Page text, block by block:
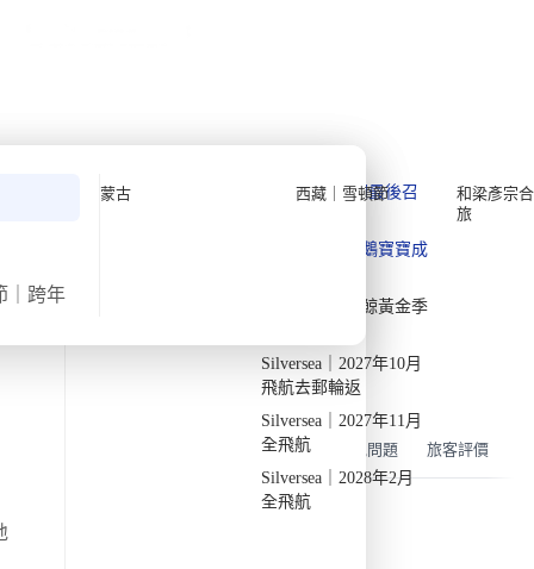
Quark 極地探險先鋒
Quark｜11月初最後召
Quark｜1月企鵝寶寶成
Quark｜3月觀鯨黃金季
Silversea｜2027年10月
飛航去郵輪返
Silversea｜2027年11月
全飛航
Silversea｜2028年2月
全飛航
和梁彥宗
旅
｜跨年
蒙古 西藏｜雪頓節
蒙古九月中秋節深度遊【8日7
夜】(2027)
8日7夜
氣溫
5/20度 約4.5小時
出發地
DW MO SEP27
包含 常見問題 旅客評價